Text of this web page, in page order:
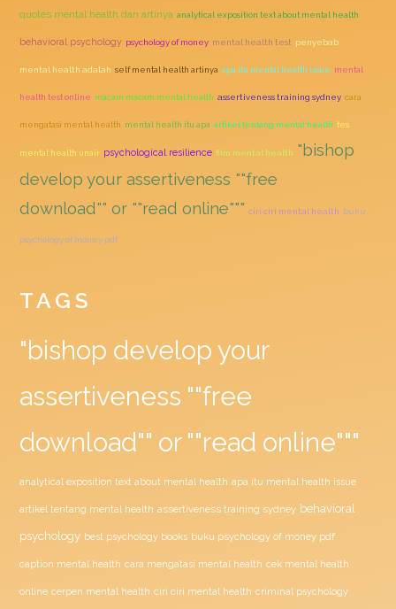
quotes mental health dan artinya analytical exposition text about mental health
behavioral psychology psychology of money mental health test penyebab
mental health adalah self mental health artinya apa itu mental health issue mental
health test online macam macam mental health assertiveness training sydney cara
mengatasi mental health mental health itu apa artikel tentang mental health tes
mental health unair psychological resilience film mental health "bishop
develop your assertiveness ""free
download"" or ""read online""" ciri ciri mental health buku
psychology of money pdf
TAGS
"bishop develop your
assertiveness ""free
download"" or ""read online"""
analytical exposition text about mental health apa itu mental health issue
artikel tentang mental health assertiveness training sydney behavioral
psychology best psychology books buku psychology of money pdf
caption mental health cara mengatasi mental health cek mental health
online cerpen mental health ciri ciri mental health criminal psychology